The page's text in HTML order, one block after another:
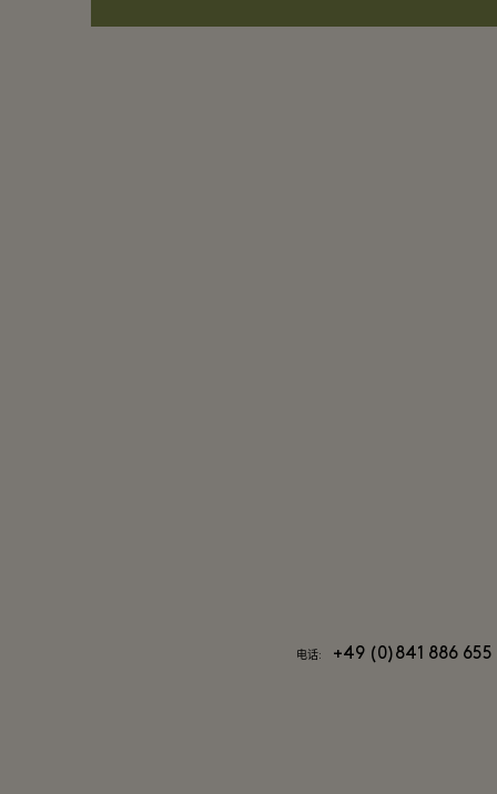
电话: +49 (0)841 886 655